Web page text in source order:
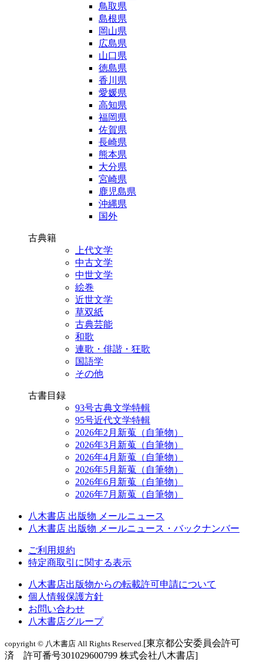
鳥取県
島根県
岡山県
広島県
山口県
徳島県
香川県
愛媛県
高知県
福岡県
佐賀県
長崎県
熊本県
大分県
宮崎県
鹿児島県
沖縄県
国外
古典籍
上代文学
中古文学
中世文学
絵巻
近世文学
草双紙
古典芸能
和歌
連歌・俳諧・狂歌
国語学
その他
古書目録
93号古典文学特輯
95号近代文学特輯
2026年2月新蒐（自筆物）
2026年3月新蒐（自筆物）
2026年4月新蒐（自筆物）
2026年5月新蒐（自筆物）
2026年6月新蒐（自筆物）
2026年7月新蒐（自筆物）
八木書店 出版物 メールニュース
八木書店 出版物 メールニュース・バックナンバー
ご利用規約
特定商取引に関する表示
八木書店出版物からの転載許可申請について
個人情報保護方針
お問い合わせ
八木書店グループ
copyright © 八木書店 All Rights Reserved.[東京都公安委員会許可
済 許可番号301029600799 株式会社八木書店]